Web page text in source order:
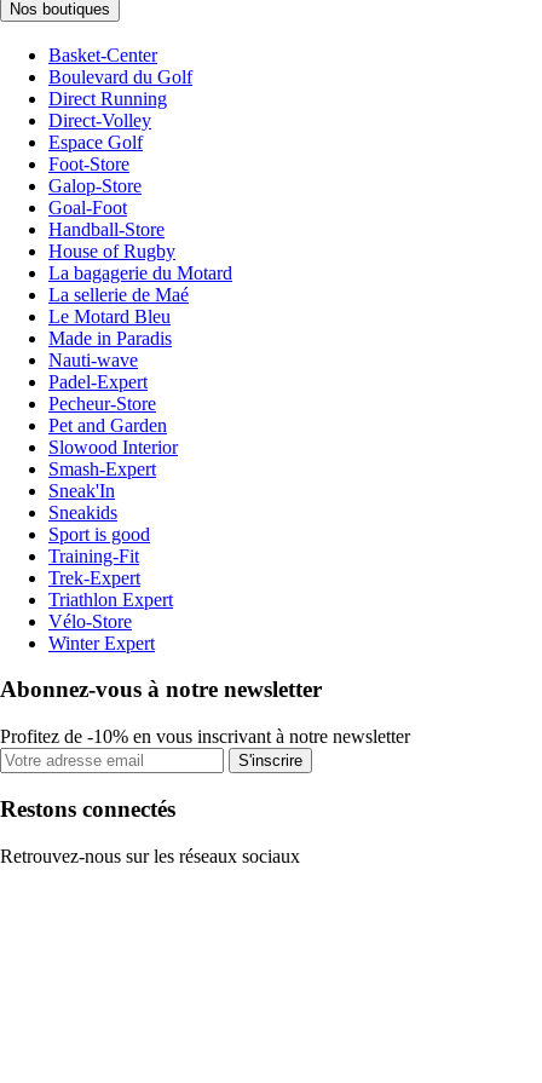
Nos boutiques
Basket-Center
Boulevard du Golf
Direct Running
Direct-Volley
Espace Golf
Foot-Store
Galop-Store
Goal-Foot
Handball-Store
House of Rugby
La bagagerie du Motard
La sellerie de Maé
Le Motard Bleu
Made in Paradis
Nauti-wave
Padel-Expert
Pecheur-Store
Pet and Garden
Slowood Interior
Smash-Expert
Sneak'In
Sneakids
Sport is good
Training-Fit
Trek-Expert
Triathlon Expert
Vélo-Store
Winter Expert
Abonnez-vous à notre newsletter
Profitez de -10% en vous inscrivant à notre newsletter
S'inscrire
Restons connectés
Retrouvez-nous sur les réseaux sociaux